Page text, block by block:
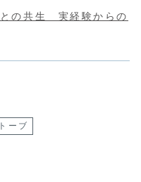
の共生 実経験からの
ーブ